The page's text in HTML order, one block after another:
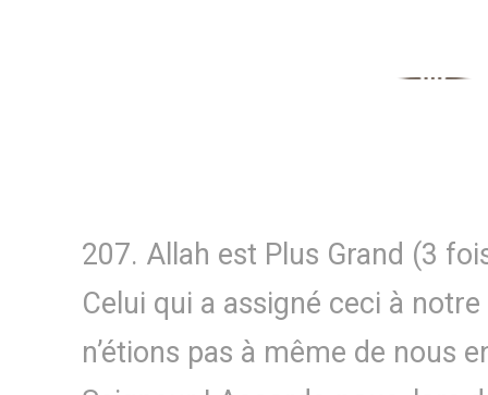
207. Allah est Plus Grand (3
Celui qui a assigné ceci à
n’étions pas à même de nous